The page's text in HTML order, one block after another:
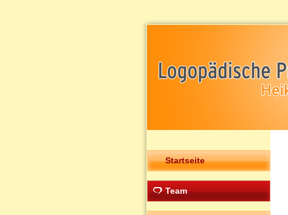
Startseite
Team